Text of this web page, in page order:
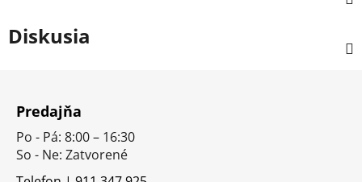
Diskusia
Predajňa
Po - Pá: 8:00 – 16:30
So - Ne: Zatvorené